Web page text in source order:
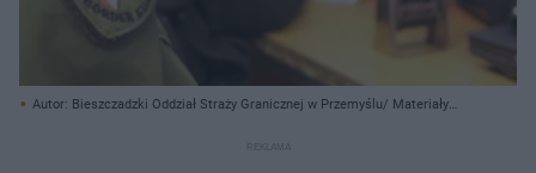
Autor: Bieszczadzki Oddział Straży Granicznej w Przemyślu/ Materiały